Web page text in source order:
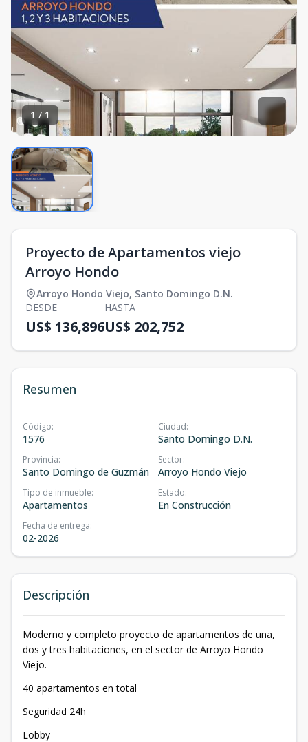
1 /1
Proyecto de Apartamentos viejo
Arroyo Hondo
Arroyo Hondo Viejo, Santo Domingo D.N.
DESDE
US$ 136,896
HASTA
US$ 202,752
Resumen
Código:
1576
Ciudad:
Santo Domingo D.N.
Provincia:
Santo Domingo de Guzmán
Sector:
Arroyo Hondo Viejo
Tipo de inmueble:
Apartamentos
Estado:
En Construcción
Fecha de entrega:
02-2026
Descripción
Moderno y completo proyecto de apartamentos de una,
dos y tres habitaciones, en el sector de Arroyo Hondo
Viejo.
40 apartamentos en total
Seguridad 24h
Lobby